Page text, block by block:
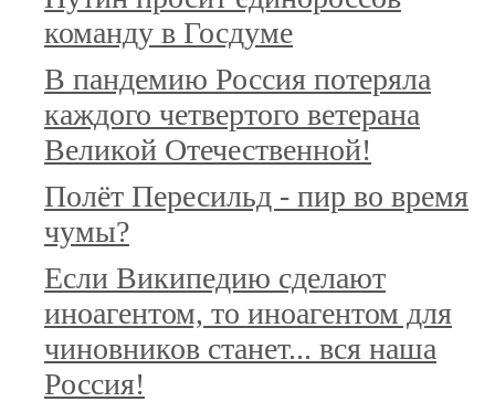
команду в Госдуме
В пандемию Россия потеряла
каждого четвертого ветерана
Великой Отечественной!
Полёт Пересильд - пир во время
чумы?
Если Википедию сделают
иноагентом, то иноагентом для
чиновников станет... вся наша
Россия!